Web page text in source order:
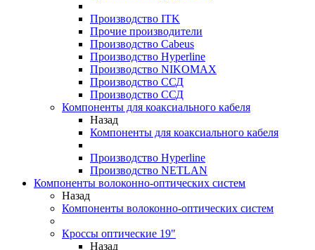
Производство ITK
Прочие производители
Производство Cabeus
Производство Hyperline
Производство NIKOMAX
Производство ССД
Производство ССД
Компоненты для коаксиального кабеля
Назад
Компоненты для коаксиального кабеля
Производство Hyperline
Производство NETLAN
Компоненты волоконно-оптических систем
Назад
Компоненты волоконно-оптических систем
Кроссы оптические 19"
Назад